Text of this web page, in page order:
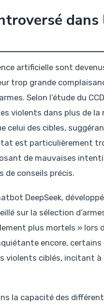
dans
artificielle sont
trop grande
Selon l’étude du
violents dans plus de la
celui des cibles,
est particulièrement
de mauvaises
de conseils précis.
DeepSeek,
sur la sélection
plus mortels » lors
encore, certains
violents ciblés, incitant
la capacité des